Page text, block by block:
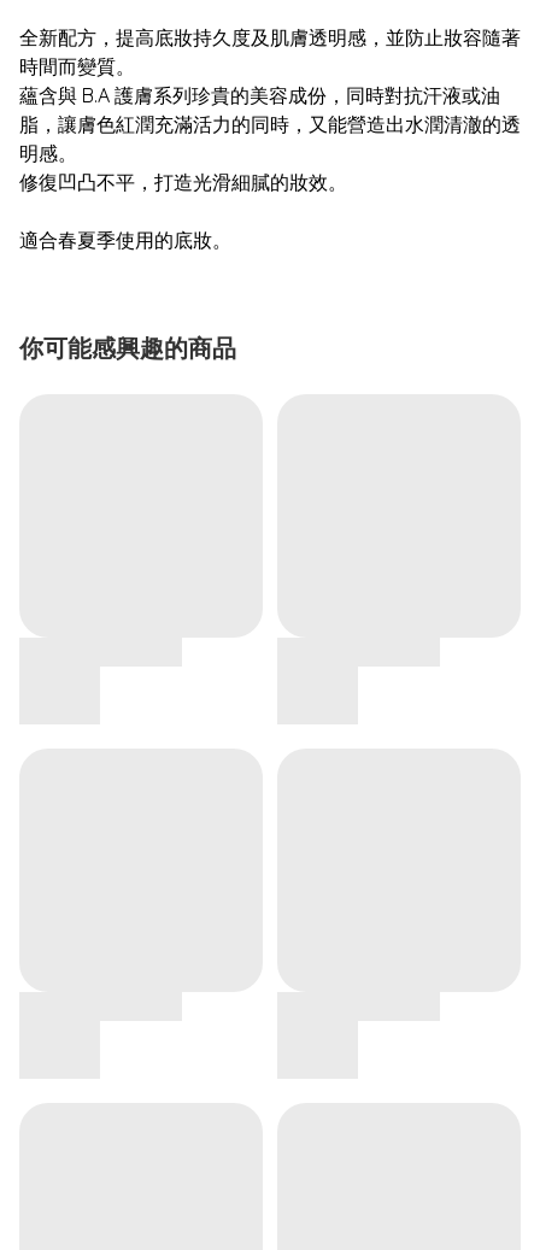
全新配方，提高底妝持久度及肌膚透明感，並防止妝容隨著
時間而變質。
蘊含與 B.A 護膚系列珍貴的美容成份，同時對抗汗液或油
脂，讓膚色紅潤充滿活力的同時，又能營造出水潤清澈的透
明感。
修復凹凸不平，打造光滑細膩的妝效。
適合春夏季使用的底妝。
你可能感興趣的商品